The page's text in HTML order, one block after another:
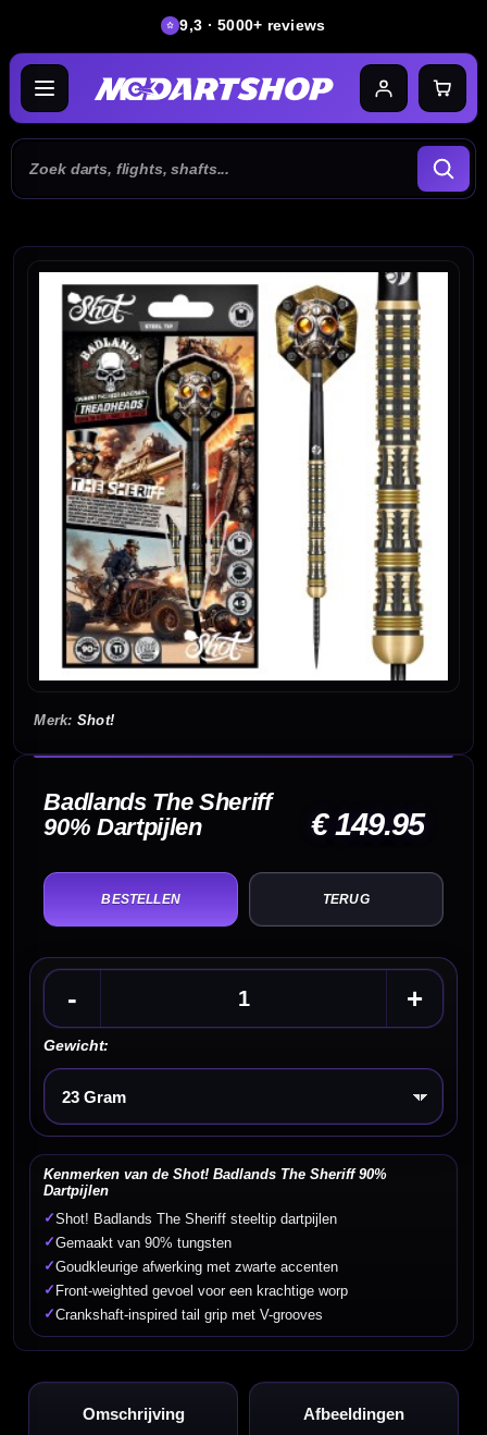
9,3 · 5000+ reviews
Shot!
Badlands The Sheriff
90% Dartpijlen
€ 149.95
TERUG
- +
Gewicht:
Kies een optie
Kenmerken van de Shot! Badlands The Sheriff 90%
Dartpijlen
✓Shot! Badlands The Sheriff steeltip dartpijlen
✓Gemaakt van 90% tungsten
✓Goudkleurige afwerking met zwarte accenten
✓ Front-weighted gevoel voor een krachtige worp
✓Crankshaft-inspired tail grip met V-grooves
Omschrijving Afbeeldingen